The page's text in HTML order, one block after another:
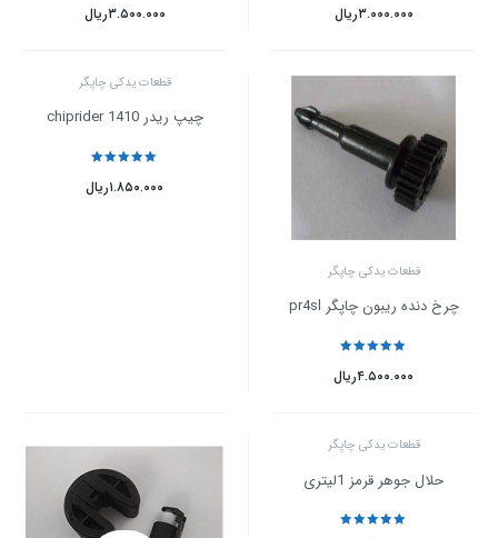
ریال۳.۰۰۰.۰۰۰ ریال۳.۵۰۰.۰۰۰
قطعات یدکی چاپگر
چرخ دنده ریبون چاپگر pr4sl
ریال۴.۵۰۰.۰۰۰
قطعات یدکی چاپگر
چیپ ریدر chiprider 1410
ریال۱.۸۵۰.۰۰۰
قطعات یدکی چاپگر
حلال جوهر قرمز 1لیتری